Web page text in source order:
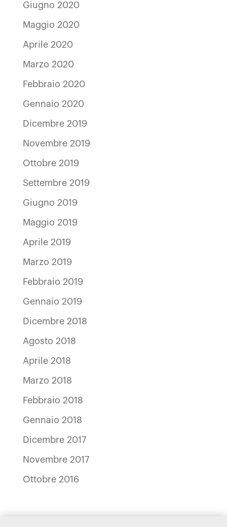
Giugno 2020
Maggio 2020
Aprile 2020
Marzo 2020
Febbraio 2020
Gennaio 2020
Dicembre 2019
Novembre 2019
Ottobre 2019
Settembre 2019
Giugno 2019
Maggio 2019
Aprile 2019
Marzo 2019
Febbraio 2019
Gennaio 2019
Dicembre 2018
Agosto 2018
Aprile 2018
Marzo 2018
Febbraio 2018
Gennaio 2018
Dicembre 2017
Novembre 2017
Ottobre 2016